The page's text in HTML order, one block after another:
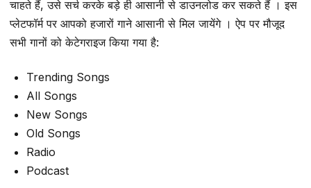
चाहते हैं, उसे सर्च करके बड़े ही आसानी से डाउनलोड कर सकते हैं । इस
प्लेटफॉर्म पर आपको हजारों गाने आसानी से मिल जायेंगे । ऐप पर मौजूद
सभी गानों को केटेगराइज किया गया है:
Trending Songs
All Songs
New Songs
Old Songs
Radio
Podcast